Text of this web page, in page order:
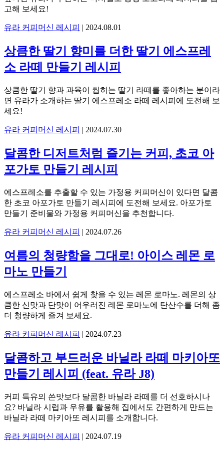
고해 보세요!
유라 커피머신 레시피 | 2024.08.01
상큼한 딸기 향미를 더한 딸기 에스프레
소 라떼 만들기 레시피
상큼한 딸기 향과 과육이 씹히는 딸기 라떼를 좋아하는 분이라
면 유라가 소개하는 딸기 에스프레소 라떼 레시피에 도전해 보
세요!
유라 커피머신 레시피 | 2024.07.30
달콤한 디저트처럼 즐기는 커피, 초코 아
포가토 만들기 레시피
에스프레소를 추출할 수 있는 가정용 커피머신이 있다면 달콤
한 초코 아포가토 만들기 레시피에 도전해 보세요. 아포가토
만들기 준비물와 가정용 커피머신을 추천합니다.
유라 커피머신 레시피 | 2024.07.26
여름의 청량함을 그대로! 아이스 레몬 로
마노 만들기
에스프레소 바에서 쉽게 찾을 수 있는 레몬 로마노. 레몬의 상
큼한 신맛과 단맛이 어우러진 레몬 로마노에 탄산수를 더해 좀
더 청량하게 즐겨 보세요.
유라 커피머신 레시피 | 2024.07.23
달콤하고 부드러운 바닐라 라떼 마키아또
만들기 레시피 (feat. 유라 J8)
커피 특유의 쓴맛보다 달콤한 바닐라 라떼를 더 선호하시나
요? 바닐라 시럽과 우유를 활용해 집에서도 간편하게 만드는
바닐라 라떼 마키아또 레시피를 소개합니다.
유라 커피머신 레시피 | 2024.07.19